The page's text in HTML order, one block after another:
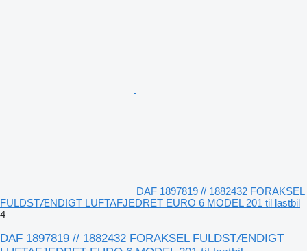
DAF 1897819 // 1882432 FORAKSEL
FULDSTÆNDIGT LUFTAFJEDRET EURO 6 MODEL 201 til lastbil
4
DAF 1897819 // 1882432 FORAKSEL FULDSTÆNDIGT